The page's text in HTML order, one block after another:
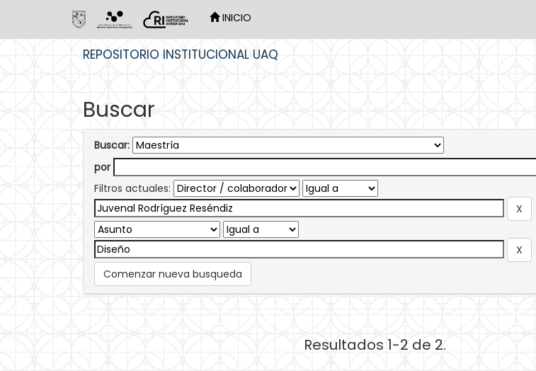
INICIO
REPOSITORIO INSTITUCIONAL UAQ
Buscar
Buscar:
por
Filtros actuales:
Comenzar nueva busqueda
Resultados 1-2 de 2.